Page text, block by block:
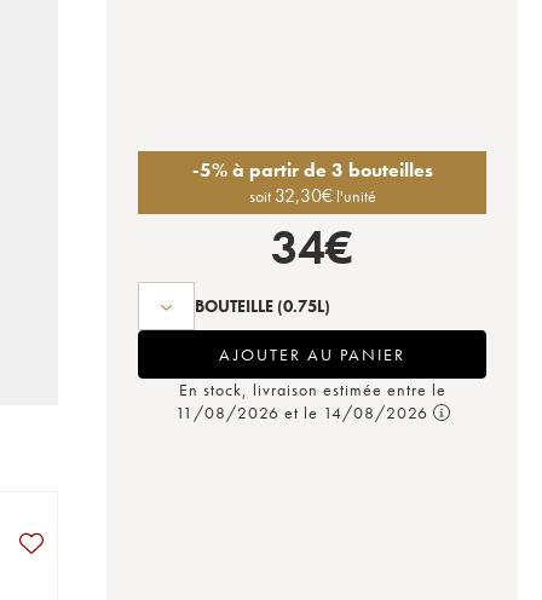
-5% à partir de 3 bouteilles
soit 32,30€ l'unité
34€
BOUTEILLE (0.75L)
AJOUTER AU PANIER
En stock, livraison estimée entre le
11/08/2026 et le 14/08/2026